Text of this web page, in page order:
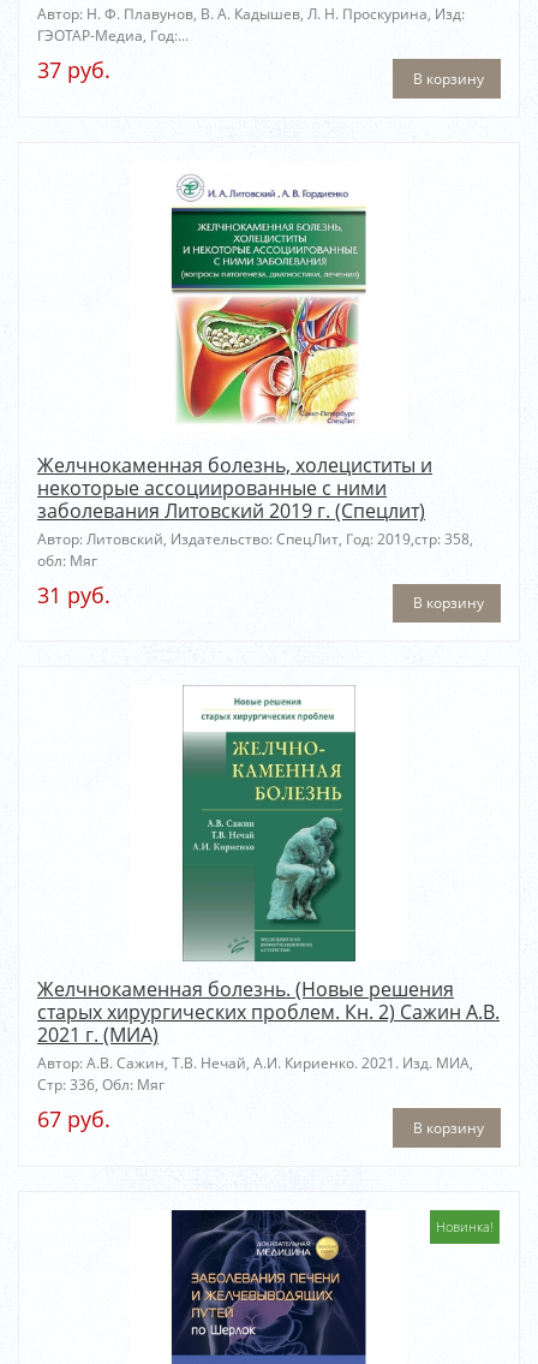
Автор: Н. Ф. Плавунов, В. А. Кадышев, Л. Н. Проскурина, Изд:
ГЭОТАР-Медиа, Год:...
37 руб. В корзину
Желчнокаменная болезнь, холециститы и
некоторые ассоциированные с ними
заболевания Литовский 2019 г. (Спецлит)
Автор: Литовский, Издательство: СпецЛит, Год: 2019,стр: 358,
обл: Мяг
31 руб. В корзину
Желчнокаменная болезнь. (Новые решения
старых хирургических проблем. Кн. 2) Сажин А.В.
2021 г. (МИА)
Автор: А.В. Сажин, Т.В. Нечай, А.И. Кириенко. 2021. Изд. МИА,
Стр: 336, Обл: Мяг
67 руб. В корзину
Новинка!